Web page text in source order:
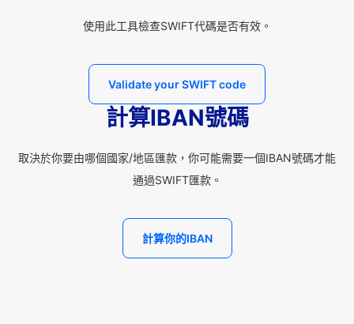
使用此工具檢查SWIFT代碼是否有效。
Validate your SWIFT code
計算IBAN號碼
取決於你要由哪個國家/地區匯款，你可能需要一個IBAN號碼才能
通過SWIFT匯款。
計算你的IBAN